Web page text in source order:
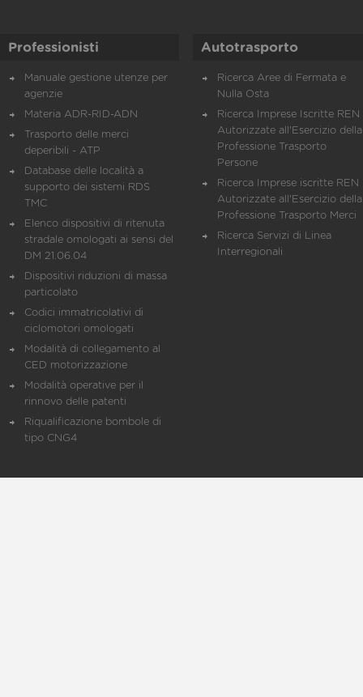
Professionisti
Manuale gestione utenze per
agenzie
Materia ADR-RID-ADN
Trasporto delle merci
deperibili - ATP
Database delle località a
supporto dei sistemi RDS
TMC
Elenco dispositivi di ritenuta
stradale omologati ai sensi del
DM 21.06.04
Dispositivi riduzioni di massa
particolato
Codici immatricolativi di
ciclomotori omologati
Modalità di collegamento al
CED motorizzazione
Modalità operative per il
rinnovo delle patenti
Riqualificazione bombole di
tipo CNG4
Autotrasporto
Ricerca Aree di Fermata e
Nulla Osta
Ricerca Imprese Iscritte REN
Autorizzate all'Esercizio della
Professione Trasporto
Persone
Ricerca Imprese iscritte REN
Autorizzate all'Esercizio della
Professione Trasporto Merci
Ricerca Servizi di Linea
Interregionali